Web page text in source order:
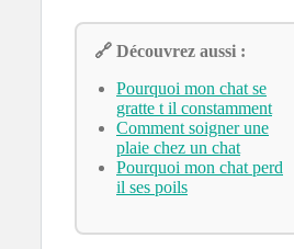
🔗 Découvrez aussi :
Pourquoi mon chat se
gratte t il constamment
Comment soigner une
plaie chez un chat
Pourquoi mon chat perd
il ses poils